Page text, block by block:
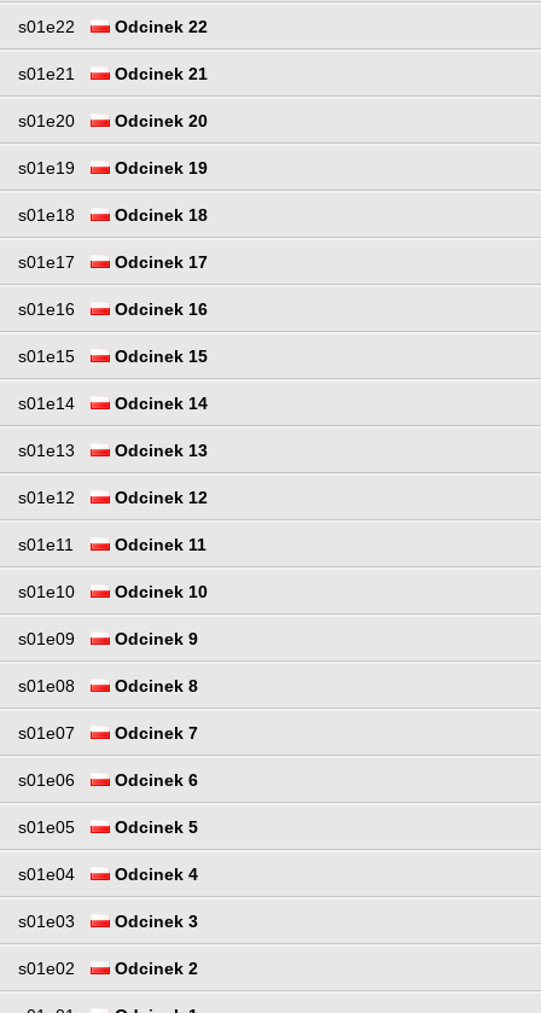
s01e22 Odcinek 22
s01e21 Odcinek 21
s01e20 Odcinek 20
s01e19 Odcinek 19
s01e18 Odcinek 18
s01e17 Odcinek 17
s01e16 Odcinek 16
s01e15 Odcinek 15
s01e14 Odcinek 14
s01e13 Odcinek 13
s01e12 Odcinek 12
s01e11 Odcinek 11
s01e10 Odcinek 10
s01e09 Odcinek 9
s01e08 Odcinek 8
s01e07 Odcinek 7
s01e06 Odcinek 6
s01e05 Odcinek 5
s01e04 Odcinek 4
s01e03 Odcinek 3
s01e02 Odcinek 2